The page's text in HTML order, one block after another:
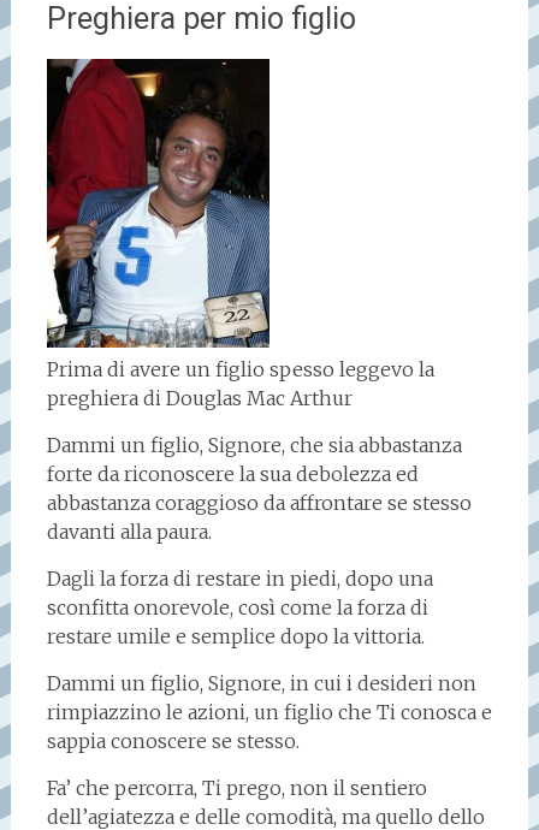
Preghiera per mio figlio
Prima di avere un figlio spesso leggevo la
preghiera di Douglas Mac Arthur
Dammi un figlio, Signore, che sia abbastanza
forte da riconoscere la sua debolezza ed
abbastanza coraggioso da affrontare se stesso
davanti alla paura.
Dagli la forza di restare in piedi, dopo una
sconfitta onorevole, così come la forza di
restare umile e semplice dopo la vittoria.
Dammi un figlio, Signore, in cui i desideri non
rimpiazzino le azioni, un figlio che Ti conosca e
sappia conoscere se stesso.
Fa’ che percorra, Ti prego, non il sentiero
dell’agiatezza e delle comodità, ma quello dello